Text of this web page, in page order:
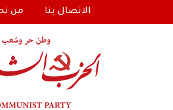
الاتصال بنا من